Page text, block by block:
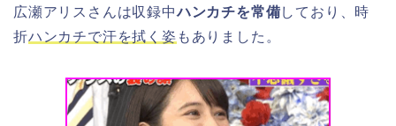
広瀬アリスさんは収録中ハンカチを常備しており、時
折ハンカチで汗を拭く姿 もありました。